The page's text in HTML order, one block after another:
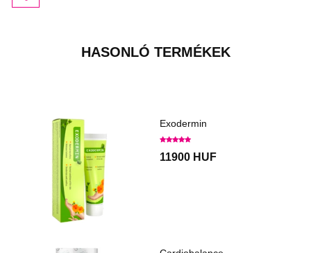
HASONLÓ TERMÉKEK
Exodermin
11900 HUF